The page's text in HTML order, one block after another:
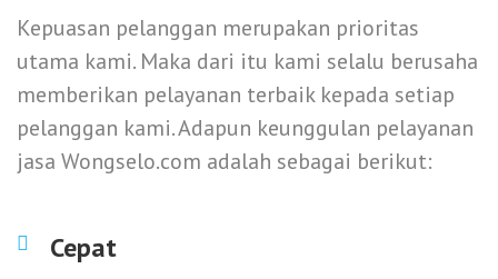
Kepuasan pelanggan merupakan prioritas
utama kami. Maka dari itu kami selalu berusaha
memberikan pelayanan terbaik kepada setiap
pelanggan kami. Adapun keunggulan pelayanan
jasa Wongselo.com adalah sebagai berikut:
Cepat